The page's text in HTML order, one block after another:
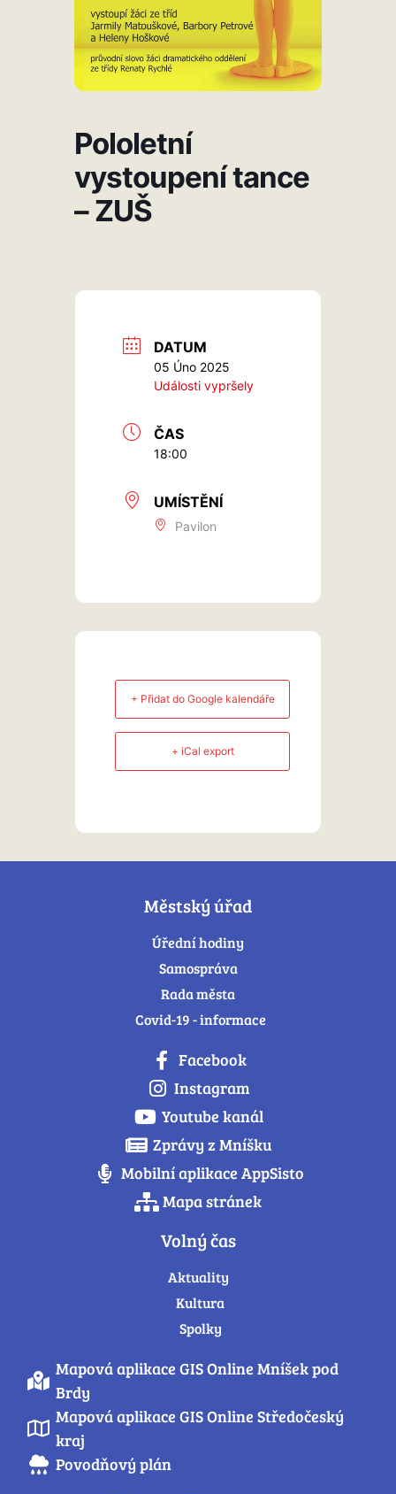
Pololetní
vystoupení tance
– ZUŠ
DATUM
05 Úno 2025
Události vypršely
ČAS
18:00
UMÍSTĚNÍ
Pavilon
+ Přidat do Google kalendáře
+ iCal export
Městský úřad
Úřední hodiny
Samospráva
Rada města
Covid-19 - informace
Facebook
Instagram
Youtube kanál
Zprávy z Mníšku
Mobilní aplikace AppSisto
Mapa stránek
Volný čas
Aktuality
Kultura
Spolky
Mapová aplikace GIS Online Mníšek pod
Brdy
Mapová aplikace GIS Online Středočeský
kraj
Povodňový plán